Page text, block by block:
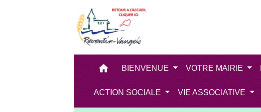
home BIENVENUE VOTRE MAIRIE
ACTION SOCIALE VIE ASSOCIATIVE